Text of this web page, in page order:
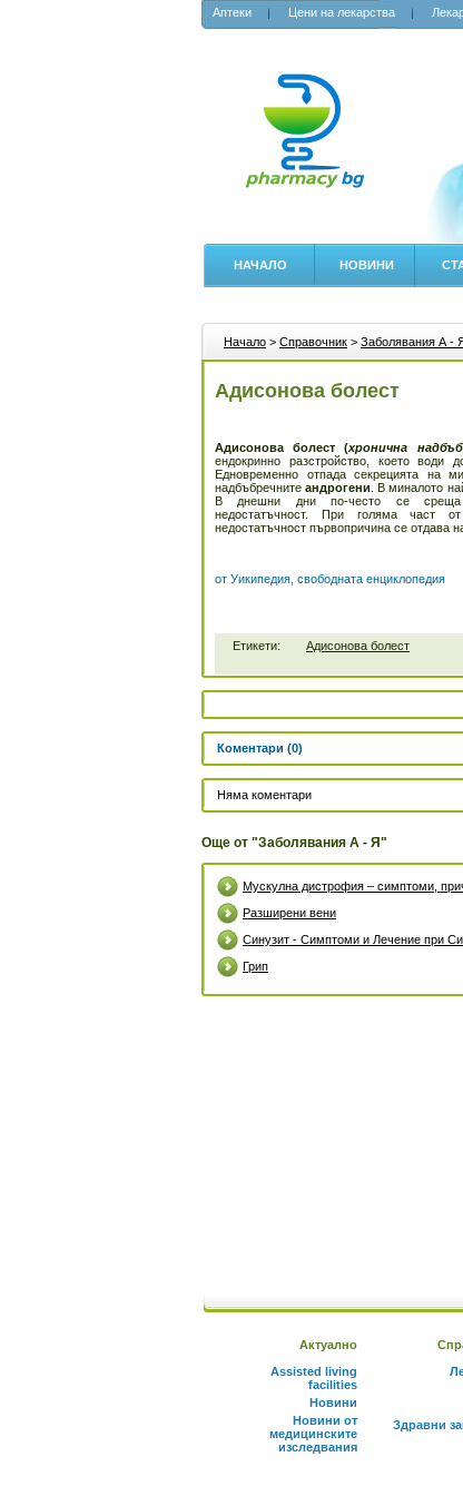
Аптеки Цени на лекарства
НАЧАЛО НОВИНИ
Начало > Справочник > Заболявания А -
Адисонова болест
Адисонова болест (хронична
ендокринно разстройство, което води
Едновременно отпада секрецията на
надбъбречнитеандрогени . В миналото
В днешни дни по-често се среща
недостатъчност. При голяма част
недостатъчност първопричина се отдава
от Уикипедия, свободната енциклопедия
Етикети: Адисонова болест
Коментари (0)
Няма коментари
Още от "Заболявания А - Я"
Мускулна дистрофия – симптоми,
Разширени вени
Синузит - Симптоми и Лечение при
Грип
Актуално
Assisted living
facilities
Новини
Новини от
медицинските
изследвания
Здравни